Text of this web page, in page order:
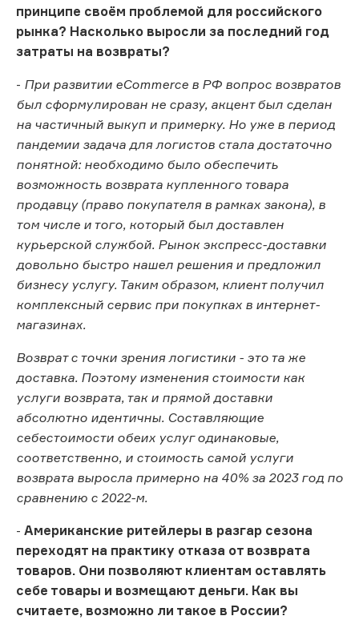
принципе своём проблемой для российского
рынка? Насколько выросли за последний год
затраты на возвраты?
- При развитии eСommerce в РФ вопрос возвратов
был сформулирован не сразу, акцент был сделан
на частичный выкуп и примерку. Но уже в период
пандемии задача для логистов стала достаточно
понятной: необходимо было обеспечить
возможность возврата купленного товара
продавцу (право покупателя в рамках закона), в
том числе и того, который был доставлен
курьерской службой. Рынок экспресс-доставки
довольно быстро нашел решения и предложил
бизнесу услугу. Таким образом, клиент получил
комплексный сервис при покупках в интернет-
магазинах.
Возврат с точки зрения логистики - это та же
доставка. Поэтому изменения стоимости как
услуги возврата, так и прямой доставки
абсолютно идентичны. Составляющие
себестоимости обеих услуг одинаковые,
соответственно, и стоимость самой услуги
возврата выросла примерно на 40% за 2023 год по
сравнению с 2022-м.
- Американские ритейлеры в разгар сезона
переходят на практику отказа от возврата
товаров. Они позволяют клиентам оставлять
себе товары и возмещают деньги. Как вы
считаете, возможно ли такое в России?